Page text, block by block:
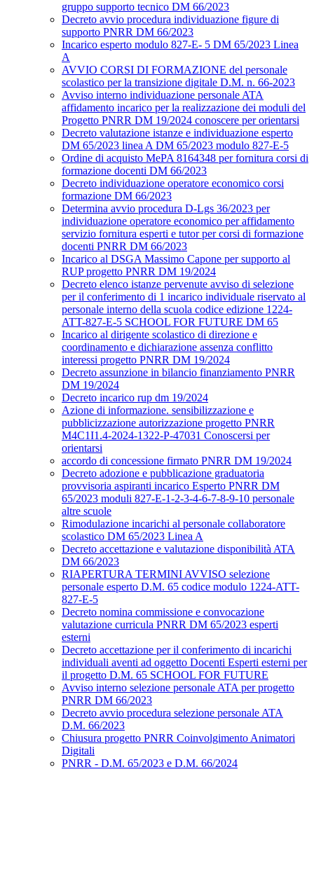
gruppo supporto tecnico DM 66/2023
Decreto avvio procedura individuazione figure di
supporto PNRR DM 66/2023
Incarico esperto modulo 827-E- 5 DM 65/2023 Linea
A
AVVIO CORSI DI FORMAZIONE del personale
scolastico per la transizione digitale D.M. n. 66-2023
Avviso interno individuazione personale ATA
affidamento incarico per la realizzazione dei moduli del
Progetto PNRR DM 19/2024 conoscere per orientarsi
Decreto valutazione istanze e individuazione esperto
DM 65/2023 linea A DM 65/2023 modulo 827-E-5
Ordine di acquisto MePA 8164348 per fornitura corsi di
formazione docenti DM 66/2023
Decreto individuazione operatore economico corsi
formazione DM 66/2023
Determina avvio procedura D-Lgs 36/2023 per
individuazione operatore economico per affidamento
servizio fornitura esperti e tutor per corsi di formazione
docenti PNRR DM 66/2023
Incarico al DSGA Massimo Capone per supporto al
RUP progetto PNRR DM 19/2024
Decreto elenco istanze pervenute avviso di selezione
per il conferimento di 1 incarico individuale riservato al
personale interno della scuola codice edizione 1224-
ATT-827-E-5 SCHOOL FOR FUTURE DM 65
Incarico al dirigente scolastico di direzione e
coordinamento e dichiarazione assenza conflitto
interessi progetto PNRR DM 19/2024
Decreto assunzione in bilancio finanziamento PNRR
DM 19/2024
Decreto incarico rup dm 19/2024
Azione di informazione. sensibilizzazione e
pubblicizzazione autorizzazione progetto PNRR
M4C1I1.4-2024-1322-P-47031 Conoscersi per
orientarsi
accordo di concessione firmato PNRR DM 19/2024
Decreto adozione e pubblicazione graduatoria
provvisoria aspiranti incarico Esperto PNRR DM
65/2023 moduli 827-E-1-2-3-4-6-7-8-9-10 personale
altre scuole
Rimodulazione incarichi al personale collaboratore
scolastico DM 65/2023 Linea A
Decreto accettazione e valutazione disponibilità ATA
DM 66/2023
RIAPERTURA TERMINI AVVISO selezione
personale esperto D.M. 65 codice modulo 1224-ATT-
827-E-5
Decreto nomina commissione e convocazione
valutazione curricula PNRR DM 65/2023 esperti
esterni
Decreto accettazione per il conferimento di incarichi
individuali aventi ad oggetto Docenti Esperti esterni per
il progetto D.M. 65 SCHOOL FOR FUTURE
Avviso interno selezione personale ATA per progetto
PNRR DM 66/2023
Decreto avvio procedura selezione personale ATA
D.M. 66/2023
Chiusura progetto PNRR Coinvolgimento Animatori
Digitali
PNRR - D.M. 65/2023 e D.M. 66/2024